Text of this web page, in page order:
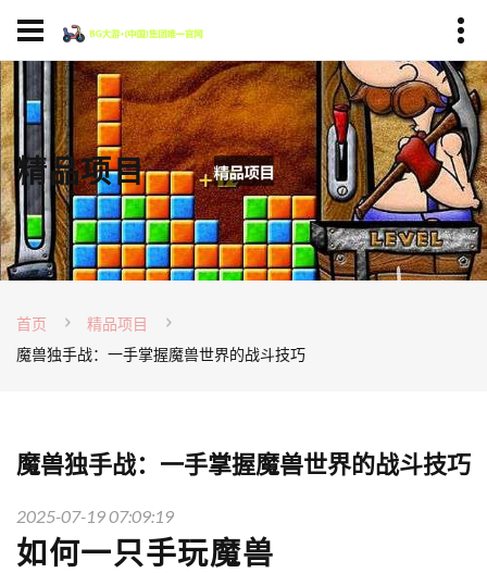
精品项目
首页
精品项目
魔兽独手战：一手掌握魔兽世界的战斗技巧
魔兽独手战：一手掌握魔兽世界的战斗技巧
2025-07-19 07:09:19
如何一只手玩魔兽